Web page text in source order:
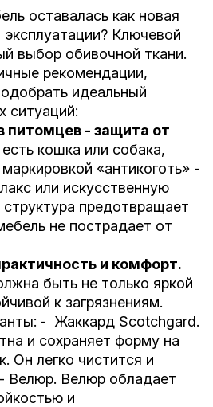
оставалась как новая
Ключевой
выбор обивочной ткани.
рекомендации,
идеальный
ситуаций:
питомцев - защита от
кошка или собака,
«антикоготь» -
или искусственную
предотвращает
не пострадает от
и комфорт.
быть не только яркой
к загрязнениям.
- Жаккард Scotchgard.
и сохраняет форму на
Он легко чистится и
- Велюр. Велюр обладает
и